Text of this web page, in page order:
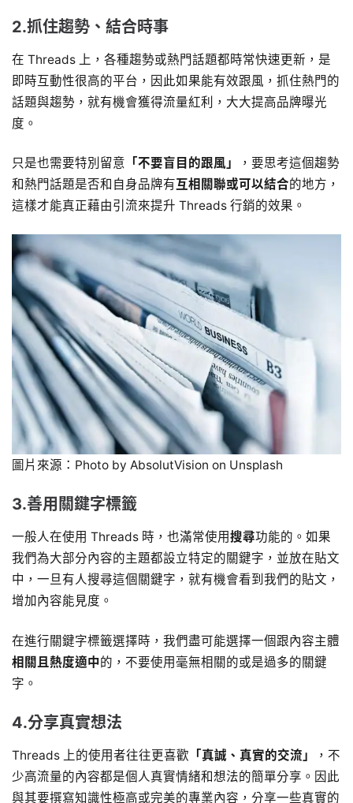
2.抓住趨勢、結合時事
在 Threads 上，各種趨勢或熱門話題都時常快速更新，是
即時互動性很高的平台，因此如果能有效跟風，抓住熱門的
話題與趨勢，就有機會獲得流量紅利，大大提高品牌曝光
度。
只是也需要特別留意 「不要盲目的跟風」
，要思考這個趨勢
和熱門話題是否和自身品牌有互相關聯或可以結合的地方，
這樣才能真正藉由引流來提升 Threads 行銷的效果。
圖片來源：Photo by AbsolutVision on Unsplash
3.善用關鍵字標籤
一般人在使用 Threads 時，也滿常使用搜尋功能的。如果
我們為大部分內容的主題都設立特定的關鍵字，並放在貼文
中，一旦有人搜尋這個關鍵字，就有機會看到我們的貼文，
增加內容能見度。
在進行關鍵字標籤選擇時，我們盡可能選擇一個跟內容主體
相關且熱度適中的，不要使用毫無相關的或是過多的關鍵
字。
4.分享真實想法
Threads 上的使用者往往更喜歡 「真誠、真實的交流」
，不
少高流量的內容都是個人真實情緒和想法的簡單分享。因此
與其要撰寫知識性極高或完美的專業內容，分享一些真實的